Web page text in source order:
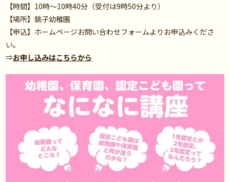
【時間】10時～10時40分（受付は9時50分より）
【場所】銚子幼稚園
【申込】ホームページお問い合わせフォームよりお申込みくださ
い。
⇒お申し込みはこちらから